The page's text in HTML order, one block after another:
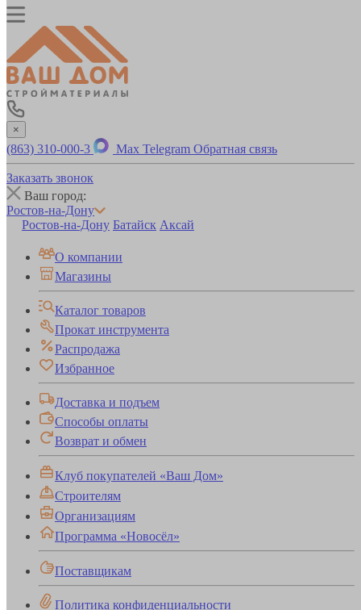
×
(863) 310-000-3 Max Telegram Обратная связь
Заказать звонок
Ваш город:
Ростов-на-Дону
Ростов-на-Дону Батайск Аксай
О компании
Магазины
Каталог товаров
Прокат инструмента
Распродажа
Избранное
Доставка и подъем
Способы оплаты
Возврат и обмен
Клуб покупателей «Ваш Дом»
Строителям
Организациям
Программа «Новосёл»
Поставщикам
Политика конфиденциальности